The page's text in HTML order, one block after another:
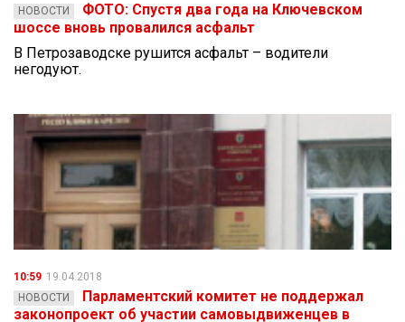
НОВОСТИ
ФОТО: Спустя два года на Ключевском
шоссе вновь провалился асфальт
В Петрозаводске рушится асфальт – водители
негодуют.
10:59 19.04.2018
НОВОСТИ
Парламентский комитет не поддержал
законопроект об участии самовыдвиженцев в